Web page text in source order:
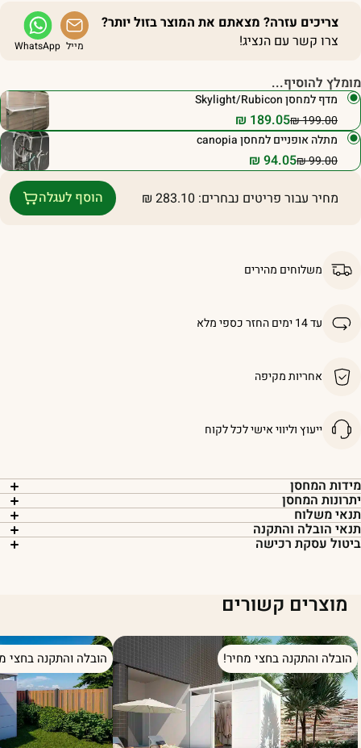
צריכים עזרה? מצאתם את המוצר בזול יותר?
צרו קשר עם הנציג!
מייל WhatsApp
להוסיף...
מדף למחסן Skylight/Rubicon
₪199.00
₪ 189.05
מתלה אופניים למחסן canopia
₪99.00
₪ 94.05
מחיר עבור פריטים נבחרים:
₪ 283.10 הוסף לעגלה
משלוחים מהירים
עד 14 ימים החזר כספי מלא
אחריות מקיפה
ייעוץ וליווי אישי לכל לקוח
המחסן
המחסן
משלוח
הובלה והתקנה
עסקת רכישה
מוצרים קשורים
הובלה והתקנה בחצי מחיר! הובלה והתקנה בחצי